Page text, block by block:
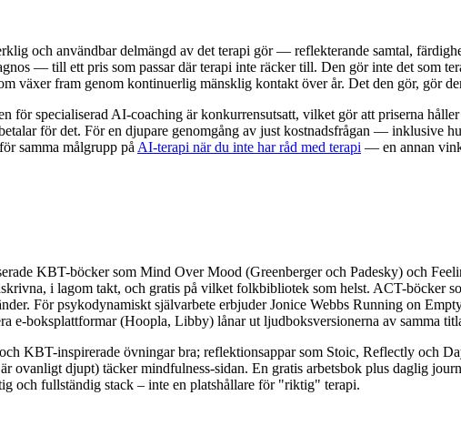
och användbar delmängd av det terapi gör — reflekterande samtal,
— till ett pris som passar där terapi inte räcker till. Den gör inte det som
växer fram genom kontinuerlig mänsklig kontakt över år. Det den gör, gör
för specialiserad AI-coaching är konkurrensutsatt, vilket gör att priserna
för det. För en djupare genomgång av just kostnadsfrågan — inklusive
samma målgrupp på AI-terapi när du inte har råd med terapi — en annan
KBT-böcker som Mind Over Mood (Greenberger och Padesky) och
i lagom takt, och gratis på vilket folkbibliotek som helst. ACT-böcker
För psykodynamiskt självarbete erbjuder Jonice Webbs Running on
e-boksplattformar (Hoopla, Libby) lånar ut ljudboksversionerna av samma
KBT-inspirerade övningar bra; reflektionsappar som Stoic, Reflectly och
ovanligt djupt) täcker mindfulness-sidan. En gratis arbetsbok plus daglig
och fullständig stack – inte en platshållare för "riktig" terapi.